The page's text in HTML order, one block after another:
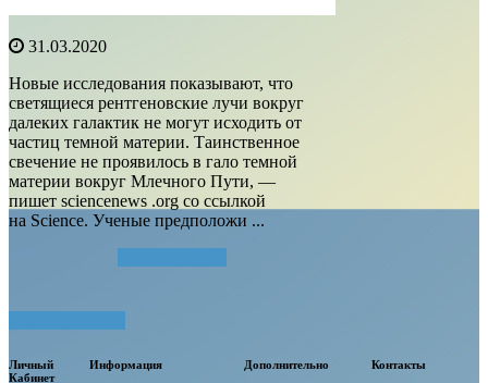
31.03.2020
Новые исследования показывают, что
светящиеся рентгеновские лучи вокруг
далеких галактик не могут исходить от
частиц темной материи. Таинственное
свечение не проявилось в гало темной
материи вокруг Млечного Пути, —
пишет sciencenews .org со ссылкой
на Science. Ученые предположи ...
Личный
Кабинет
Информация Дополнительно Контакты